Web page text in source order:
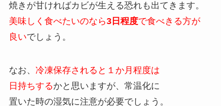
焼きが甘ければカビが生える恐れも出てきます。
美味しく食べたいのなら3日程度で食べきる方が
良いでしょう。
なお、 冷凍保存されると１か月程度は
日持ちするかと思いますが、常温化に
置いた時の湿気に注意が必要でしょう。